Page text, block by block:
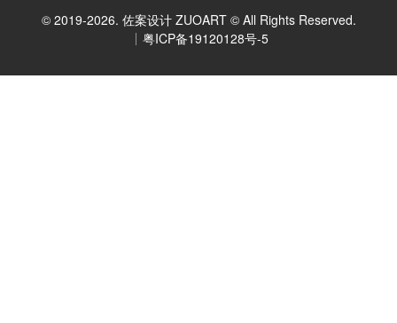
© 2019-2026. 佐案设计 ZUOART © All Rights Reserved.
粤ICP备19120128号-5